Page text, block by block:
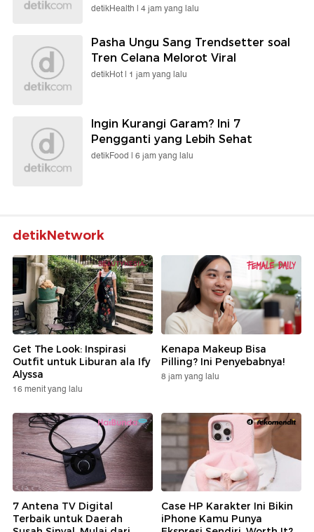
detikHealth | 4 jam yang lalu
Pasha Ungu Sang Trendsetter soal
Tren Celana Melorot Viral
detikHot | 1 jam yang lalu
Ingin Kurangi Garam? Ini 7
Pengganti yang Lebih Sehat
detikFood | 6 jam yang lalu
detikNetwork
Get The Look: Inspirasi
Outfit untuk Liburan ala Ify
Alyssa
16 menit yang lalu
Kenapa Makeup Bisa
Pilling? Ini Penyebabnya!
8 jam yang lalu
7 Antena TV Digital
Terbaik untuk Daerah
Case HP Karakter Ini Bikin
iPhone Kamu Punya